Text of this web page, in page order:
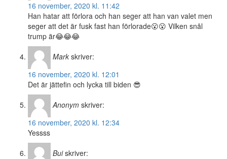
16 november, 2020 kl. 11:42
Han hatar att förlora och han seger att han van valet men
seger att det är fusk fast han förlorade😮😮 Vilken snål
trump är😂😂😂
Mark skriver:
16 november, 2020 kl. 12:01
Det är jättefin och lycka till biden 😎
Anonym skriver:
16 november, 2020 kl. 12:34
Yessss
Bui skriver: